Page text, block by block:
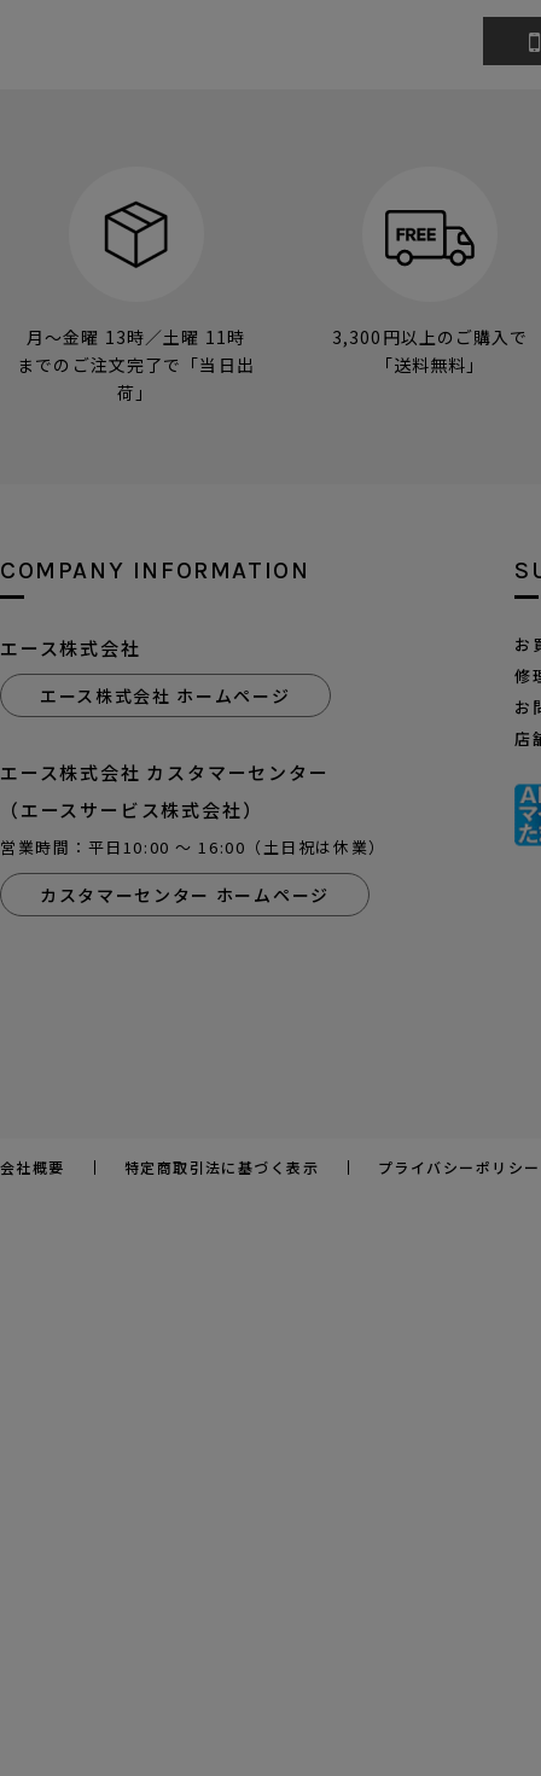
月～金曜 13時／土曜 11時
までのご注文完了で「当日出
荷」
3,300円以上のご購入で
「送料無料」
COMPANY INFORMATION
エース株式会社
エース株式会社 ホームページ
エース株式会社 カスタマーセンター
（エースサービス株式会社）
営業時間：平日10:00 ～ 16:00（土日祝は休業）
カスタマーセンター ホームページ
お
修
お
店
会社概要 特定商取引法に基づく表示 プライバシーポリシー